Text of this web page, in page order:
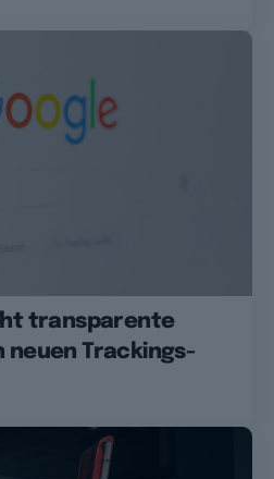
transparente
neuen Trackings-